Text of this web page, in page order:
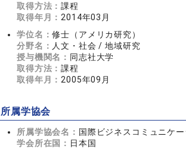
取得方法：課程
取得年月： 2014年03月
学位名：修士（アメリカ研究）
分野名： 人文・社会 / 地域研究
授与機関名： 同志社大学
取得方法：課程
取得年月： 2005年09月
所属学協会
所属学協会名： 国際ビジネスコミュニケ
学会所在国： 日本国